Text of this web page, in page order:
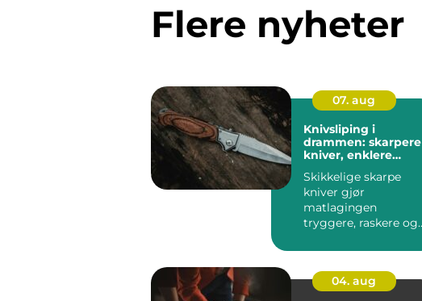
Flere nyheter
07. aug
Knivsliping i
drammen: skarpere
kniver, enklere
Skikkelige skarpe
kniver gjør
matlagingen
tryggere, raskere og
Likevel går mang...
04. aug